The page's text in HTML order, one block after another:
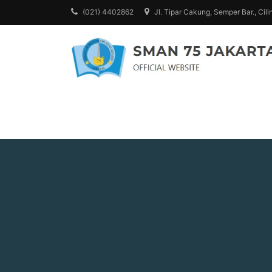
(021) 4402862 Jl. Tipar Cakung, Semper Bar.,